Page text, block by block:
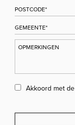
Akkoord met de